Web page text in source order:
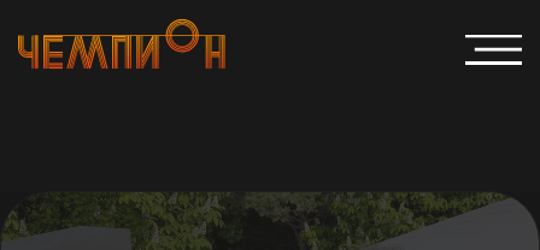
Массовое катание